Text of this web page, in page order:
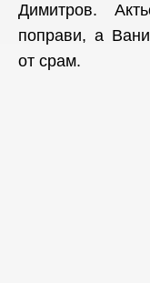
Димитров.
поправи, а
от срам.